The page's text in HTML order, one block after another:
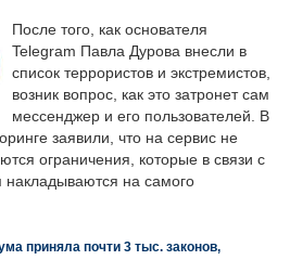
После того, как основателя
Telegram Павла Дурова внесли в
список террористов и экстремистов,
возник вопрос, как это затронет сам
мессенджер и его пользователей. В
заявили, что на сервис не
ограничения, которые в связи с
накладываются на самого
приняла почти 3 тыс. законов,